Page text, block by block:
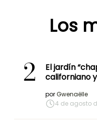
Los
2
El jardín
californiano
porGwenaëlle
4 de agosto